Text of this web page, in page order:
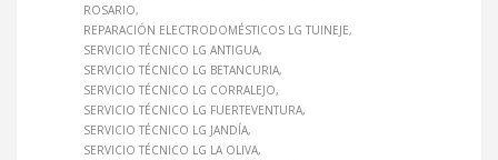
ROSARIO
REPARACIÓN ELECTRODOMÉSTICOS LG TUINEJE
SERVICIO TÉCNICO LG ANTIGUA
SERVICIO TÉCNICO LG BETANCURIA
SERVICIO TÉCNICO LG CORRALEJO
SERVICIO TÉCNICO LG FUERTEVENTURA
SERVICIO TÉCNICO LG JANDÍA
SERVICIO TÉCNICO LG LA OLIVA